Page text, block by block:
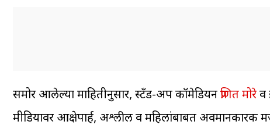
समोर आलेल्या माहितीनुसार, स्टँड-अप कॉमेडियनप्रणित मोरेव
मीडियावर आक्षेपार्ह, अश्लील व महिलांबाबत